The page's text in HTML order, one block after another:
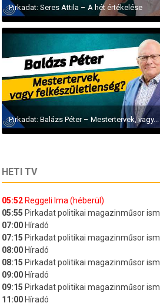
Pirkadat: Seres Attila – A hét értékelése
Pirkadat: Balázs Péter – Mestertervek, vagy...
HETI TV